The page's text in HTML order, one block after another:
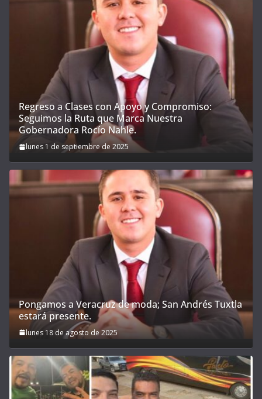
Regreso a Clases con Apoyo y Compromiso:
Seguimos la Ruta que Marca Nuestra
Gobernadora Rocío Nahle.
lunes 1 de septiembre de 2025
Pongamos a Veracruz de moda; San Andrés Tuxtla
estará presente.
lunes 18 de agosto de 2025